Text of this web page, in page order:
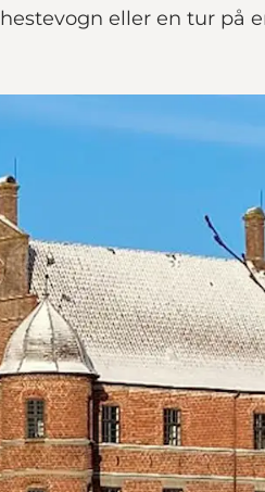
eller en tur på